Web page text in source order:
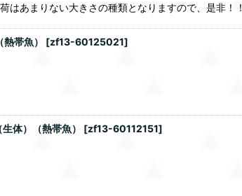
あまりない大きさの種類となりますので、是非！！
帯魚） [zf13-60125021]
体）（熱帯魚） [zf13-60112151]